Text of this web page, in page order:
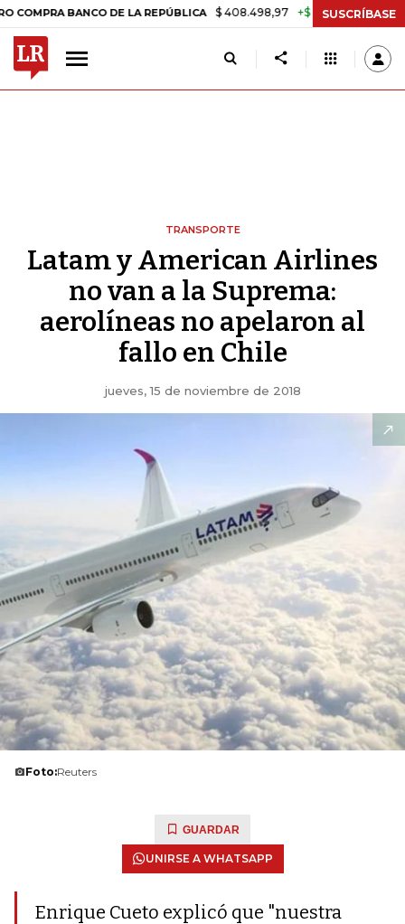
BANCO DE LA REPÚBLICA $ 408.498,97 +$ 8.753,81 +2,19%
SUSCRÍBASE
TRANSPORTE
Latam y American Airlines
no van a la Suprema:
aerolíneas no apelaron al
fallo en Chile
jueves, 15 de noviembre de 2018
Foto:Reuters
GUARDAR
UNIRSE A WHATSAPP
Enrique Cueto explicó que "nuestra